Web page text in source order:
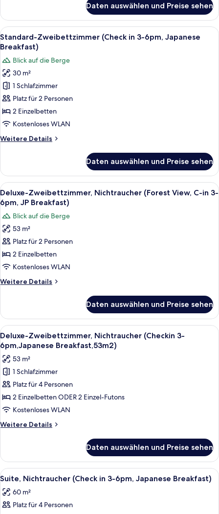
Breakfast)
anzeigen
Zweibettzimmer,
Nichtraucher
(Check
in
6pm,
Japanese
Breakfast)
Daten auswählen und Preise sehen
Alle
Fotos
Standard-
Zweibettzimmer
(Check
in
3-
6pm,
Breakfast)
Ein traditioneller japanischer Raum
11
Standard-Zweibettzimmer (Check in 3-6pm, Japanese
Breakfast)
Blick auf die Berge
30 m²
1 Schlafzimmer
Platz für 2 Personen
2 Einzelbetten
Kostenloses WLAN
Weitere Details
Weitere
Zweibettzimmer
(Check
in
3-
6pm,
Japanese
Breakfast)
Daten auswählen und Preise sehen
Alle
Fotos
für
Deluxe-
Zweibettzimmer,
Nichtraucher
(Forest
View,
C-
in
6pm,
JP
Breakfast)
anzeigen
Deluxe-Zweibettzimmer,
17
Deluxe-Zweibettzimmer, Nichtraucher (Forest View, C-in 3-
6pm, JP Breakfast)
Blick auf die Berge
53 m²
Platz für 2 Personen
2 Einzelbetten
Kostenloses WLAN
Weitere Details
Weitere
Zweibettzimmer,
Nichtraucher
(Forest
View,
C-
in
3-
6pm,
JP
Breakfast)
Daten auswählen und Preise sehen
Alle
Fotos
für
Deluxe-
Zweibettzimmer,
Nichtraucher
(Checkin
3-
6pm,Japanese
Breakfast,53m2)
Ein Hotelzimmer mit zwei Betten,
14
Deluxe-Zweibettzimmer, Nichtraucher (Checkin 3-
6pm,Japanese Breakfast,53m2)
53 m²
1 Schlafzimmer
Platz für 4 Personen
2 Einzelbetten ODER 2 Einzel-Futons
Kostenloses WLAN
Weitere Details
Weitere
Zweibettzimmer,
Nichtraucher
(Checkin
6pm,Japanese
Breakfast,53m2)
Daten auswählen und Preise sehen
Alle
Fotos
für
Suite,
Suite, Nichtraucher (Check in 3-
50
Suite, Nichtraucher (Check in 3-6pm, Japanese Breakfast)
60 m²
Platz für 4 Personen